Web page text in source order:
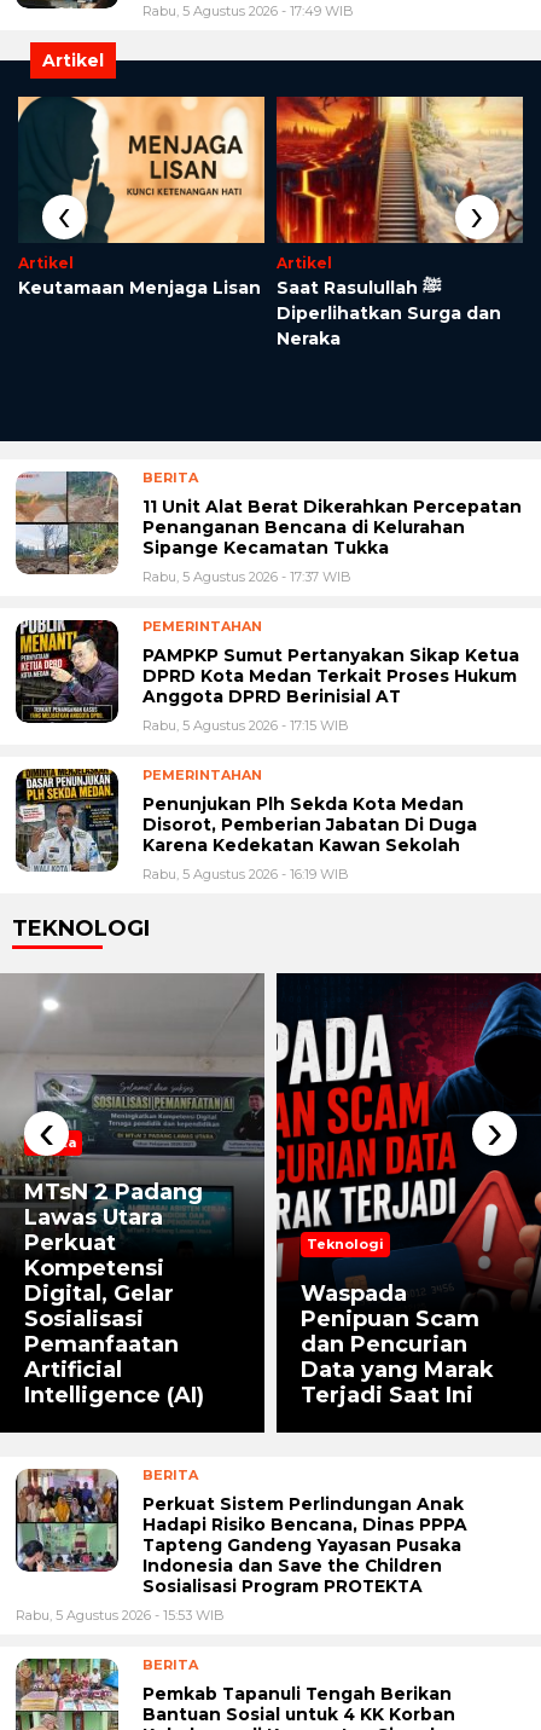
Rabu, 5 Agustus 2026 - 17:49 WIB
Artikel
Artikel
Keutamaan Menjaga Lisan
Artikel
Saat Rasulullah ﷺ
Diperlihatkan Surga dan
Neraka
‹ ›
BERITA
11 Unit Alat Berat Dikerahkan Percepatan
Penanganan Bencana di Kelurahan
Sipange Kecamatan Tukka
Rabu, 5 Agustus 2026 - 17:37 WIB
PEMERINTAHAN
PAMPKP Sumut Pertanyakan Sikap Ketua
DPRD Kota Medan Terkait Proses Hukum
Anggota DPRD Berinisial AT
Rabu, 5 Agustus 2026 - 17:15 WIB
PEMERINTAHAN
Penunjukan Plh Sekda Kota Medan
Disorot, Pemberian Jabatan Di Duga
Karena Kedekatan Kawan Sekolah
Rabu, 5 Agustus 2026 - 16:19 WIB
TEKNOLOGI
Berita
MTsN 2 Padang
Lawas Utara
Perkuat
Kompetensi
Digital, Gelar
Sosialisasi
Pemanfaatan
Artificial
Intelligence (AI)
Teknologi
Waspada
Penipuan Scam
dan Pencurian
Data yang Marak
Terjadi Saat Ini
‹ ›
BERITA
Perkuat Sistem Perlindungan Anak
Hadapi Risiko Bencana, Dinas PPPA
Tapteng Gandeng Yayasan Pusaka
Indonesia dan Save the Children
Sosialisasi Program PROTEKTA
Rabu, 5 Agustus 2026 - 15:53 WIB
BERITA
Pemkab Tapanuli Tengah Berikan
Bantuan Sosial untuk 4 KK Korban